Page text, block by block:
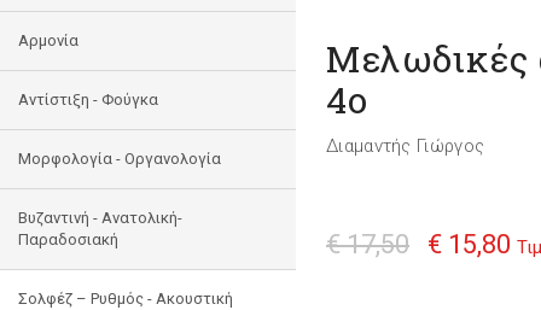
Αρμονία
Αντίστιξη - Φούγκα
Μορφολογία - Οργανολογία
Bυζαντινή - Ανατολική-
Παραδοσιακή
Σολφέζ – Ρυθμός - Ακουστική
Μελωδικές
4ο
Διαμαντής Γιώργος
€ 17,50 € 15,80